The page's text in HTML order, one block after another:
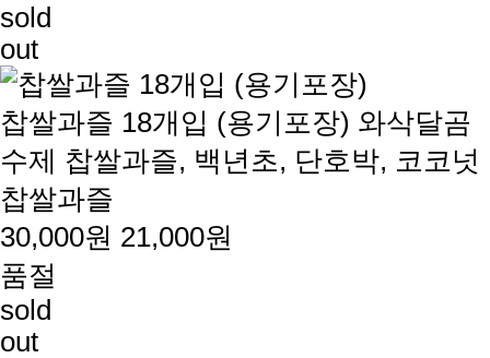
sold
out
찹쌀과즐 18개입 (용기포장) 와삭달곰
수제 찹쌀과즐, 백년초, 단호박, 코코넛
찹쌀과즐
30,000원 21,000원
품절
sold
out